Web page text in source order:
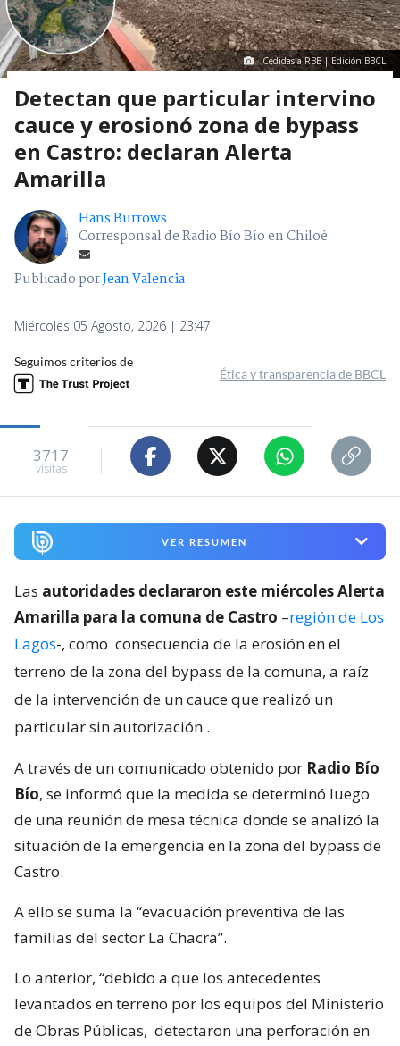
Cedidas a RBB | Edición BBCL
Detectan que particular intervino
cauce y erosionó zona de bypass
en Castro: declaran Alerta
Amarilla
Hans Burrows
Corresponsal de Radio Bío Bío en Chiloé
Publicado porJean Valencia
Miércoles 05 Agosto, 2026 | 23:47
Seguimos criterios de
Ética y transparencia de BBCL
3717
visitas
VER RESUMEN
Las autoridades declararon este miércoles Alerta
Amarilla para la comuna de Castro –región de Los
Lagos-, como consecuencia de la erosión en el
terreno de la zona del bypass de la comuna, a raíz
de la intervención de un cauce que realizó un
particular sin autorización .
A través de un comunicado obtenido por Radio Bío
Bío, se informó que la medida se determinó luego
de una reunión de mesa técnica donde se analizó la
situación de la emergencia en la zona del bypass de
Castro.
A ello se suma la “evacuación preventiva de las
familias del sector La Chacra”.
Lo anterior, “debido a que los antecedentes
levantados en terreno por los equipos del Ministerio
de Obras Públicas, detectaron una perforación en